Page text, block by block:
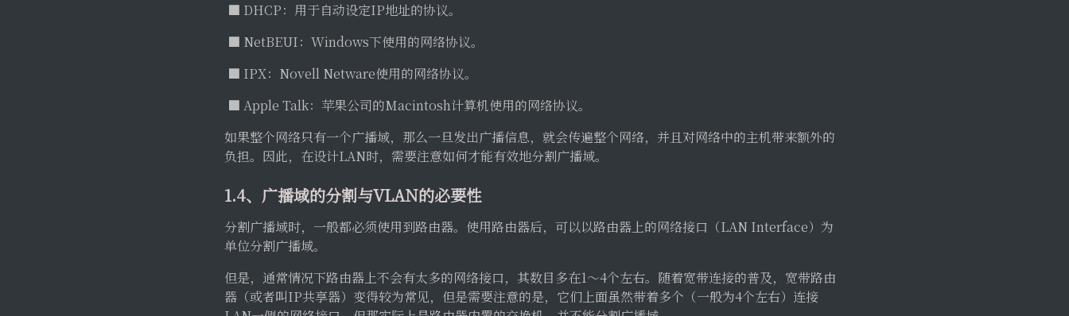
■ DHCP：用于自动设定IP地址的协议。
■ NetBEUI：Windows下使用的网络协议。
■ IPX：Novell Netware使用的网络协议。
■ Apple Talk：苹果公司的Macintosh计算机使用的网络协议。
如果整个网络只有一个广播域，那么一旦发出广播信息，就会传遍整个网络，并且对网络中的主机带来额外的
负担。因此，在设计LAN时，需要注意如何才能有效地分割广播域。
1.4、广播域的分割与VLAN的必要性
分割广播域时，一般都必须使用到路由器。使用路由器后，可以以路由器上的网络接口（LAN Interface）为
单位分割广播域。
但是，通常情况下路由器上不会有太多的网络接口，其数目多在1～4个左右。随着宽带连接的普及，宽带路由
器（或者叫IP共享器）变得较为常见，但是需要注意的是，它们上面虽然带着多个（一般为4个左右）连接